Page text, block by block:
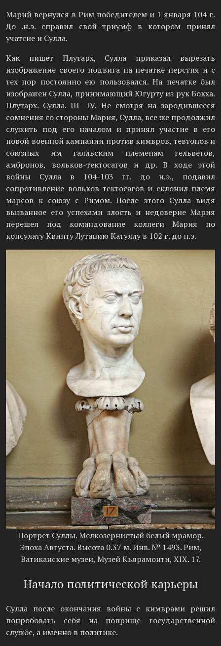
Марий вернулся в Рим победителем и 1 января 104 г.
До .н.э. справил свой триумф в котором принял
учатсие и Сулла.
Как пишет Плутарх, Сулла приказал вырезать
изображение своего подвига на печатке перстня и с
тех пор постоянно ею пользовался. На печатке был
изображен Сулла, принимающий Югурту из рук Бокха.
Плутарх. Сулла. III- IV. Не смотря на зародившееся
сомнения со стороны Мария, Сулла, все же продолжил
служить под его началом и принял участие в его
новой военной кампании против кимвров, тевтонов и
союзных им галльским племенам гельветов,
амбронов, вольков-тектосагов и др. В ходе этой
войны Сулла в 104-103 гг. до н.э., подавил
сопротивление вольков-тектосагов и склонил племя
марсов к союзу с Римом. После этого Сулла видя
вызванное его успехами злость и недоверие Мария
перешел под командование коллеги Мария по
консулату Квинту Лутацию Катуллу в 102 г. до н.э.
Портрет Суллы. Мелкозернистый белый мрамор.
Эпоха Августа. Высота 0.37 м. Инв. № 1493. Рим,
Ватиканские музеи, Музей Кьярамонти, XIX. 17.
Начало политической карьеры
Сулла после окончания войны с кимврами решил
попробовать себя на поприще государственной
службе, а именно в политике.